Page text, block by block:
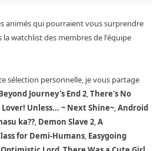
animés qui pourraient vous surprendre
watchlist des membres de l'équipe
sélection personnelle, je vous partage
Journey's End 2,There's No
Unless... ~ Next Shine~,Android
ka??, Demon Slave 2,A
for Demi-Humans, Easygoing